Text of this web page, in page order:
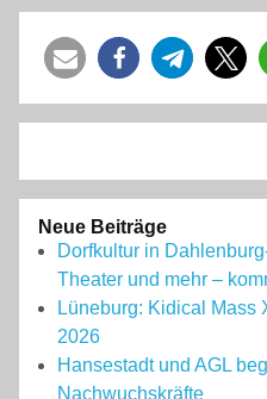
Neue Beiträge
Dorfkultur in
Theater und mehr –
Lüneburg: Kidical Mass
2026
Hansestadt und AGL
Nachwuchskräfte